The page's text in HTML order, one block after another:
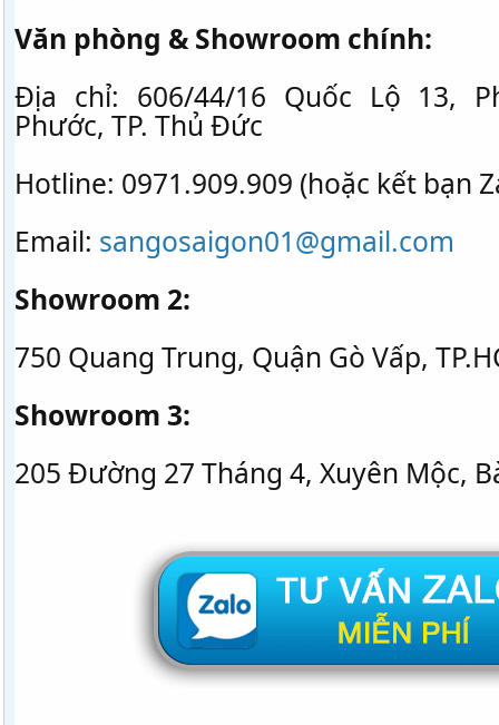
Văn phòng & Showroom chính:
Địa chỉ: 606/44/16 Quốc Lộ 13,
Phước, TP. Thủ Đức
Hotline: 0971.909.909 (hoặc kết bạn
Email: sangosaigon01@gmail.com
Showroom 2:
750 Quang Trung, Quận Gò Vấp,
Showroom 3:
205 Đường 27 Tháng 4, Xuyên Mộc,